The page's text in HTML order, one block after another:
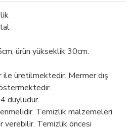
ürün yükseklik 30cm.
üretilmektedir. Mermer dış
duyludur.
Temizlik malzemeleri
verebilir. Temizlik öncesi